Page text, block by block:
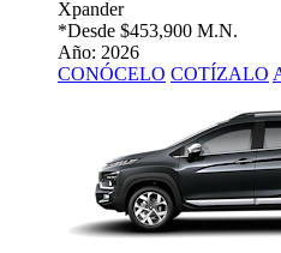
Xpander
*Desde $453,900 M.N.
Año: 2026
CONÓCELO COTÍZALO